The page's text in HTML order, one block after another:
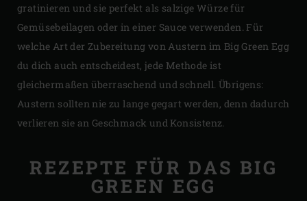
gratinieren und sie perfekt als salzige Würze für
Gemüsebeilagen oder in einer Sauce verwenden. Für
welche Art der Zubereitung von Austern im Big Green Egg
du dich auch entscheidest, jede Methode ist
gleichermaßen überraschend und schnell. Übrigens:
Austern sollten nie zu lange gegart werden, denn dadurch
verlieren sie an Geschmack und Konsistenz.
REZEPTE FÜR DAS BIG
GREEN EGG